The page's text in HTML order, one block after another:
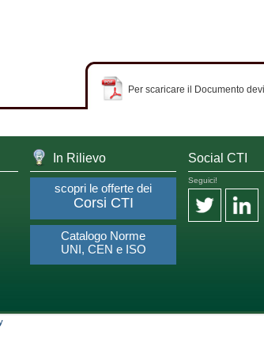
Per scaricare il Documento
In Rilievo
scopri le offerte dei
Corsi CTI
Catalogo Norme
UNI, CEN e ISO
Social CTI
Seguici!